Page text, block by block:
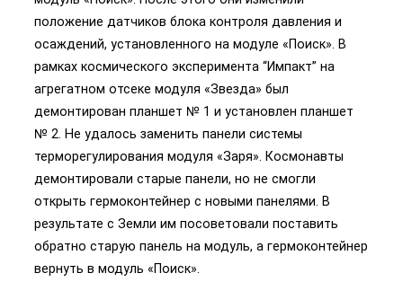
положение датчиков блока контроля давления и
осаждений, установленного на модуле «Поиск». В
рамках космического эксперимента “Импакт” на
агрегатном отсеке модуля «Звезда» был
демонтирован планшет № 1 и установлен планшет
№ 2. Не удалось заменить панели системы
терморегулирования модуля «Заря». Космонавты
демонтировали старые панели, но не смогли
открыть гермоконтейнер с новыми панелями. В
результате с Земли им посоветовали поставить
обратно старую панель на модуль, а гермоконтейнер
вернуть в модуль «Поиск».